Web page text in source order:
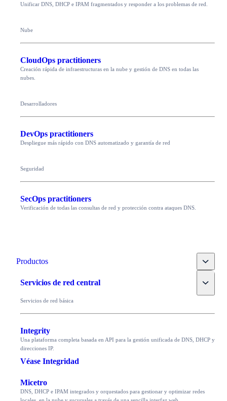
Unificar DNS, DHCP e IPAM fragmentados y responder a los problemas de red.
Nube
CloudOps practitioners
Creación rápida de infraestructuras en la nube y gestión de DNS en todas las
nubes.
Desarrolladores
DevOps practitioners
Despliegue más rápido con DNS automatizado y garantía de red
Seguridad
SecOps practitioners
Verificación de todas las consultas de red y protección contra ataques DNS.
Productos Toggle
Servicios de red central Toggle
Servicios de red básica
Integrity
Una plataforma completa basada en API para la gestión unificada de DNS, DHCP y
direcciones IP.
Véase Integridad
Micetro
DNS, DHCP e IPAM integrados y orquestados para gestionar y optimizar redes